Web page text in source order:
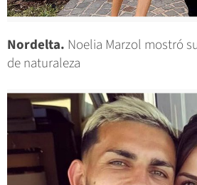
Nordelta. Noelia Marzol mostró
de naturaleza